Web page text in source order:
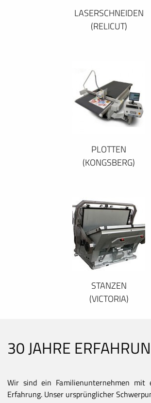
LASERSCHNEIDEN
(RELICUT)
PLOTTEN
(KONGSBERG)
STANZEN
(VICTORIA)
30 JAHRE
Wir sind ein Familienunternehmen mit
Erfahrung. Unser ursprünglicher